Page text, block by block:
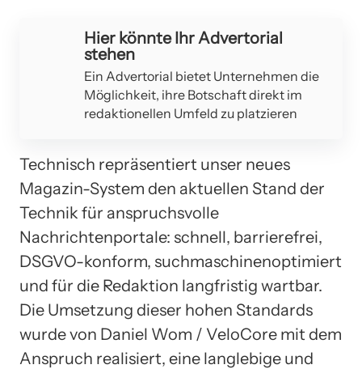
Hier könnte Ihr Advertorial
stehen
Ein Advertorial bietet Unternehmen die
Möglichkeit, ihre Botschaft direkt im
redaktionellen Umfeld zu platzieren
Technisch repräsentiert unser neues
Magazin-System den aktuellen Stand der
Technik für anspruchsvolle
Nachrichtenportale: schnell, barrierefrei,
DSGVO-konform, suchmaschinenoptimiert
und für die Redaktion langfristig wartbar.
Die Umsetzung dieser hohen Standards
wurde von Daniel Wom / VeloCore mit dem
Anspruch realisiert, eine langlebige und